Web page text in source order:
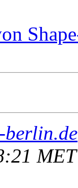
berlin.de